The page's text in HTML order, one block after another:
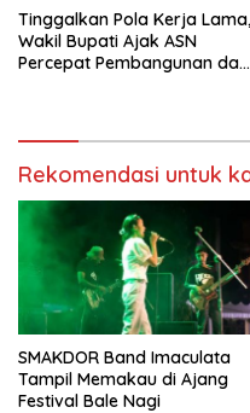
Tinggalkan Pola Kerja Lama,
Wakil Bupati Ajak ASN
Percepat Pembangunan dan
Rekomendasi untuk
SMAKDOR Band Imaculata
Tampil Memakau di Ajang
Festival Bale Nagi